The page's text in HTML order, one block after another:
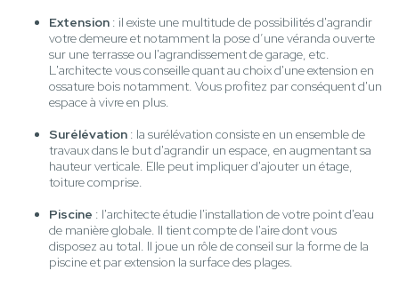
Extension : il existe une multitude de possibilités d'agrandir
votre demeure et notamment la pose d’une véranda ouverte
sur une terrasse ou l'agrandissement de garage, etc.
L'architecte vous conseille quant au choix d'une extension en
ossature bois notamment. Vous profitez par conséquent d'un
espace à vivre en plus.
Surélévation : la surélévation consiste en un ensemble de
travaux dans le but d'agrandir un espace, en augmentant sa
hauteur verticale. Elle peut impliquer d'ajouter un étage,
toiture comprise.
Piscine : l'architecte étudie l'installation de votre point d'eau
de manière globale. Il tient compte de l'aire dont vous
disposez au total. Il joue un rôle de conseil sur la forme de la
piscine et par extension la surface des plages.